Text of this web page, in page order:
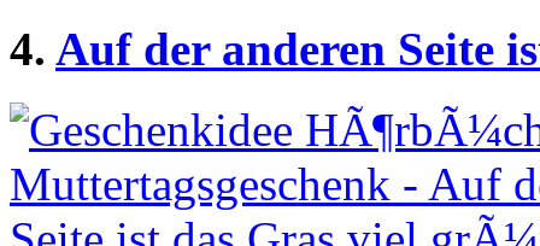
4. Auf der anderen Seite